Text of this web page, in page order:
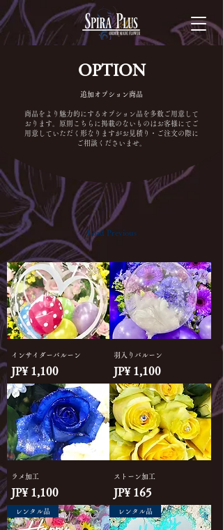
OPTION
​追加オプション商品
商品をより魅力的にするオプション品を多数ご用意して
おります。 ​原則こちらに掲載のないものはお客様にてご
用意していただく形なりますがお見積り・ご注文の際に
ご相談くださいませ。
Load Previous
インサイダーバルーン
Price
JP¥ 1,100
羽入りバルーン
Price
JP¥ 1,100
ラメ加工
Price
JP¥ 1,100
ストーン加工
Price
JP¥ 165
レンタル品 レンタル品